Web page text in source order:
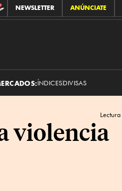
NEWSLETTER ANÚNCIATE
ÍNDICESDIVISAS
Lectura
violencia